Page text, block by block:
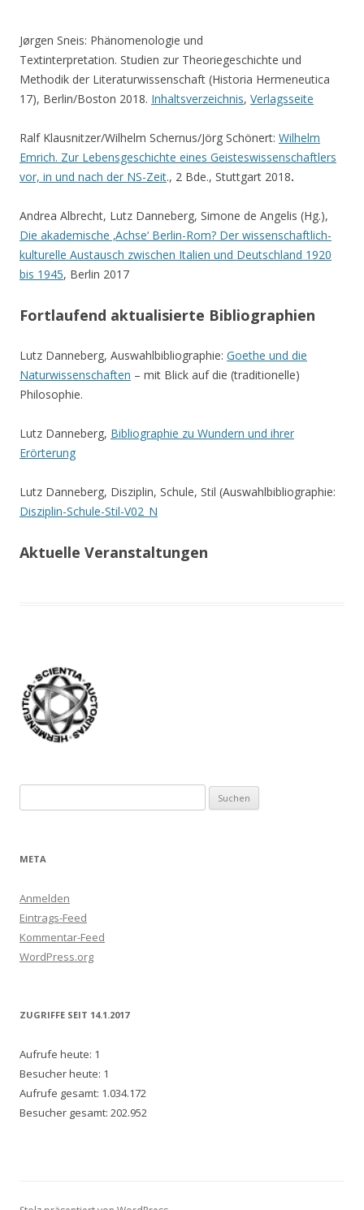
Jørgen Sneis: Phänomenologie und
Textinterpretation. Studien zur Theoriegeschichte und
Methodik der Literaturwissenschaft (Historia Hermeneutica
17), Berlin/Boston 2018. Inhaltsverzeichnis, Verlagsseite
Ralf Klausnitzer/Wilhelm Schernus/Jörg Schönert: Wilhelm
Emrich. Zur Lebensgeschichte eines Geisteswissenschaftlers
vor, in und nach der NS-Zeit., 2 Bde., Stuttgart 2018.
Andrea Albrecht, Lutz Danneberg, Simone de Angelis (Hg.),
Die akademische ‚Achse‘ Berlin-Rom? Der wissenschaftlich-
kulturelle Austausch zwischen Italien und Deutschland 1920
bis 1945, Berlin 2017
Fortlaufend aktualisierte Bibliographien
Lutz Danneberg, Auswahlbibliographie: Goethe und die
Naturwissenschaften – mit Blick auf die (traditionelle)
Philosophie.
Lutz Danneberg, Bibliographie zu Wundern und ihrer
Erörterung
Lutz Danneberg, Disziplin, Schule, Stil (Auswahlbibliographie:
Disziplin-Schule-Stil-V02_N
Aktuelle Veranstaltungen
nach:
META
Anmelden
Eintrags-Feed
Kommentar-Feed
WordPress.org
ZUGRIFFE SEIT 14.1.2017
Aufrufe heute: 1
Besucher heute: 1
Aufrufe gesamt: 1.034.172
Besucher gesamt: 202.952